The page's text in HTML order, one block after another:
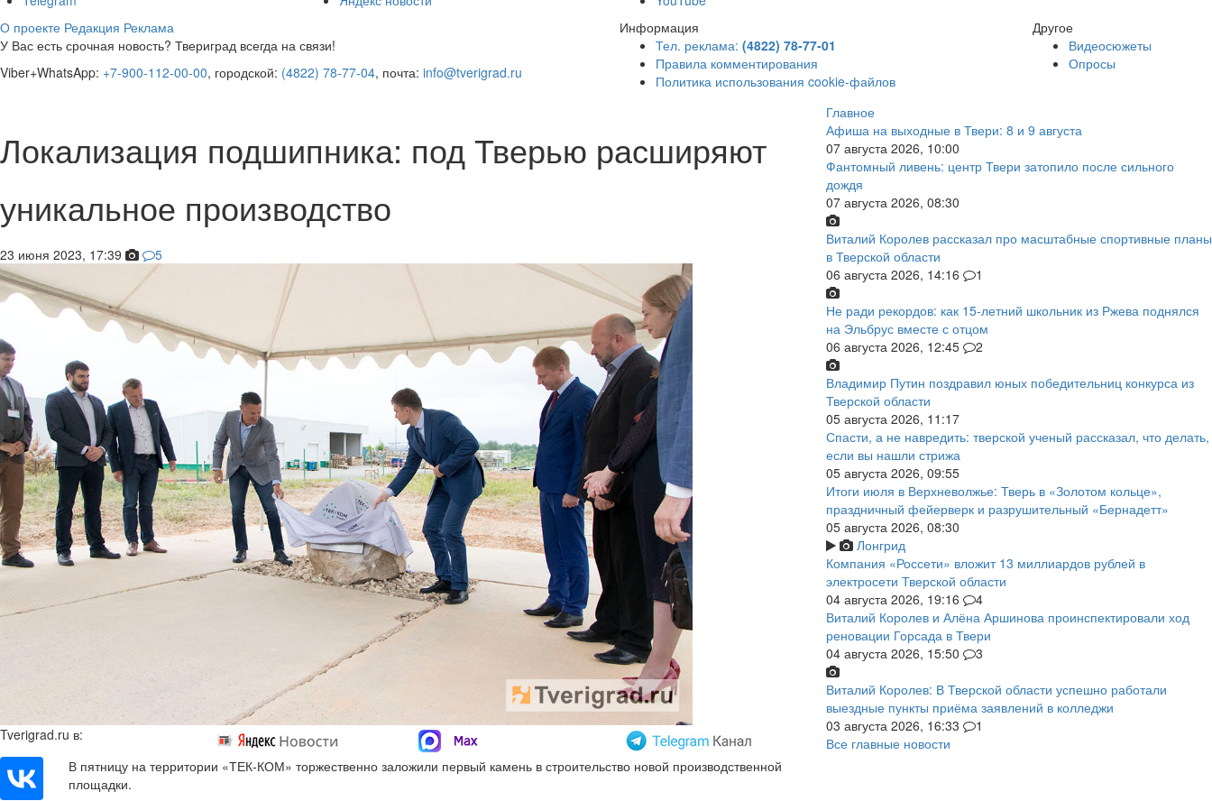
О проекте Редакция Реклама
У Вас есть срочная новость? Твериград всегда на связи!
Viber+WhatsApp: +7-900-112-00-00, городской: (4822) 78-77-04, почта: info@tverigrad.ru
Информация
Тел. реклама: (4822) 78-77-01
Правила комментирования
Политика использования cookie-файлов
Другое
Видеосюжеты
Опросы
Локализация подшипника: под Тверью расширяют
уникальное производство
23 июня 2023, 17:39 5
Tverigrad.ru в:
В пятницу на территории «ТЕК-КОМ» торжественно заложили первый камень в строительство новой производственной
площадки.
Главное
Афиша на выходные в Твери: 8 и 9 августа
07 августа 2026, 10:00
Фантомный ливень: центр Твери затопило после сильного
дождя
07 августа 2026, 08:30
Виталий Королев рассказал про масштабные спортивные планы
в Тверской области
06 августа 2026, 14:16
1
Не ради рекордов: как 15-летний школьник из Ржева поднялся
на Эльбрус вместе с отцом
06 августа 2026, 12:45
2
Владимир Путин поздравил юных победительниц конкурса из
Тверской области
05 августа 2026, 11:17
Спасти, а не навредить: тверской ученый рассказал, что делать,
если вы нашли стрижа
05 августа 2026, 09:55
Итоги июля в Верхневолжье: Тверь в «Золотом кольце»,
праздничный фейерверк и разрушительный «Бернадетт»
05 августа 2026, 08:30
Лонгрид
Компания «Россети» вложит 13 миллиардов рублей в
электросети Тверской области
04 августа 2026, 19:16
4
Виталий Королев и Алёна Аршинова проинспектировали ход
реновации Горсада в Твери
04 августа 2026, 15:50
3
Виталий Королев: В Тверской области успешно работали
выездные пункты приёма заявлений в колледжи
03 августа 2026, 16:33
1
Все главные новости